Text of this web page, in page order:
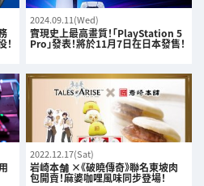
2024.09.11(Wed)
實現史上最高畫質！「PlayStation 5
Pro」發表！將於11月7日在日本發售！
2022.12.17(Sat)
岩崎本舗 ×《破曉傳奇》聯名東坡肉
包開賣！麻婆咖哩風味同步登場！